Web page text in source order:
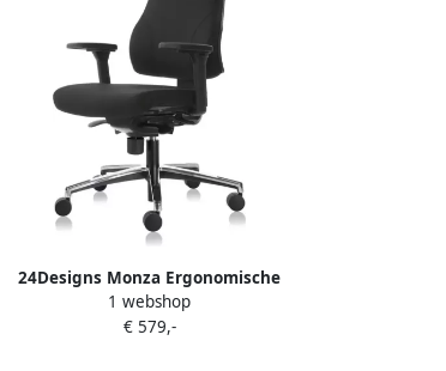
24Designs Monza Ergonomische
Bureaustoel NPR1813 Stof Zwart
Aluminium Gepolijst Onderstel
1 webshop
€ 579,-